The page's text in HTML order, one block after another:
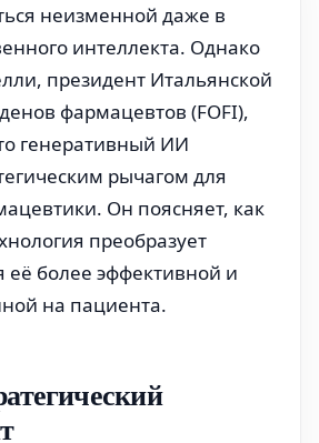
неизменной даже в
интеллекта. Однако
президент Итальянской
фармацевтов (FOFI),
генеративный ИИ
рычагом для
Он поясняет, как
преобразует
её более эффективной и
на пациента.